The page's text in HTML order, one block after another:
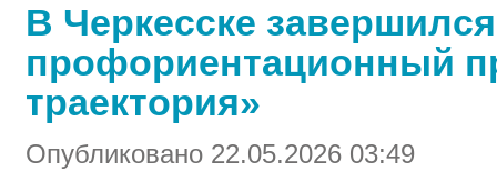
В Черкесске завершился
профориентационный
траектория»
Опубликовано 22.05.2026 03:49